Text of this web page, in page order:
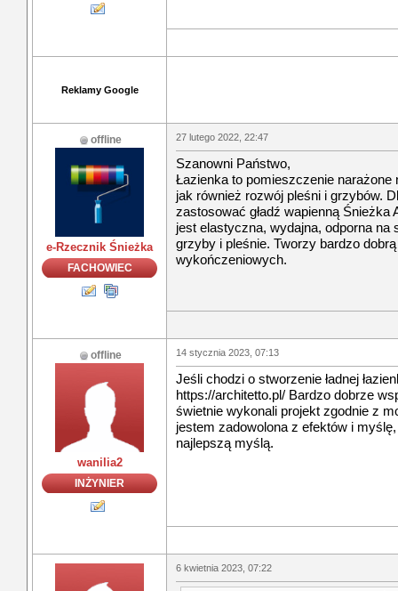
Reklamy Google
offline
e-Rzecznik Śnieżka
FACHOWIEC
27 lutego 2022, 22:47
Szanowni Państwo,
Łazienka to pomieszczenie narażone
jak również rozwój pleśni i grzybów.
zastosować gładź wapienną
jest elastyczna, wydajna, odporna
grzyby i pleśnie. Tworzy bardzo
wykończeniowych.
offline
wanilia2
INŻYNIER
14 stycznia 2023, 07:13
Jeśli chodzi o stworzenie ładnej
https://architetto.pl/ Bardzo dobrze
świetnie wykonali projekt zgodnie z
jestem zadowolona z efektów i
najlepszą myślą.
6 kwietnia 2023, 07:22